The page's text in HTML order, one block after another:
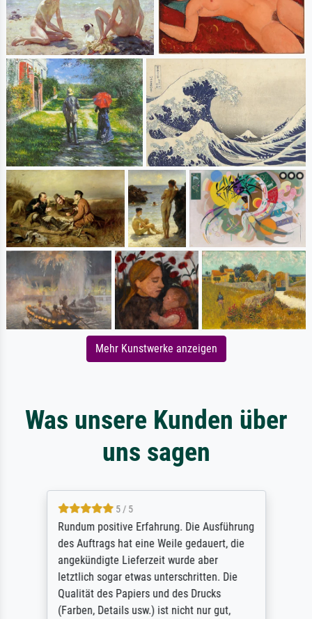
Mehr Kunstwerke anzeigen
Was unsere Kunden über
uns sagen
5 / 5
Rundum positive Erfahrung. Die Ausführung
des Auftrags hat eine Weile gedauert, die
angekündigte Lieferzeit wurde aber
letztlich sogar etwas unterschritten. Die
Qualität des Papiers und des Drucks
(Farben, Details usw.) ist nicht nur gut,